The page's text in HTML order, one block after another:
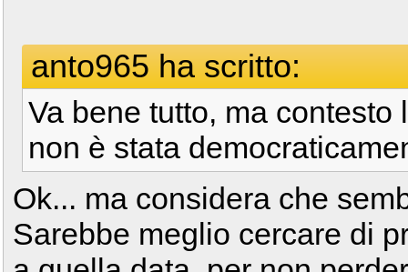
anto965 ha scritto:
Va bene tutto, ma
non è stata
Ok... ma considera che
Sarebbe meglio cercare di